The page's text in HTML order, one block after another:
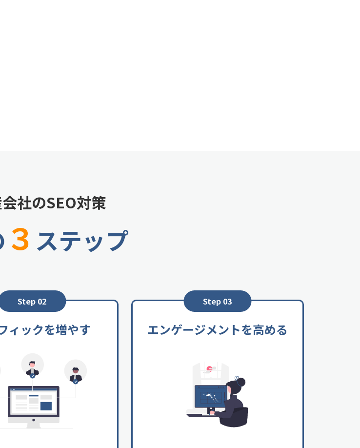
社のSEO対策
３ ステップ
Step 02
ィックを増やす
Step 03
エンゲージメントを高める